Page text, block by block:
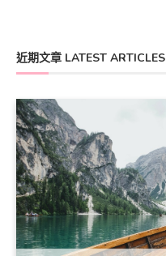
近期文章 LATEST ARTICLES